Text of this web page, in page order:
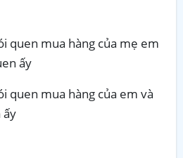
quen mua hàng của mẹ em
ấy
quen mua hàng của em và
ấy